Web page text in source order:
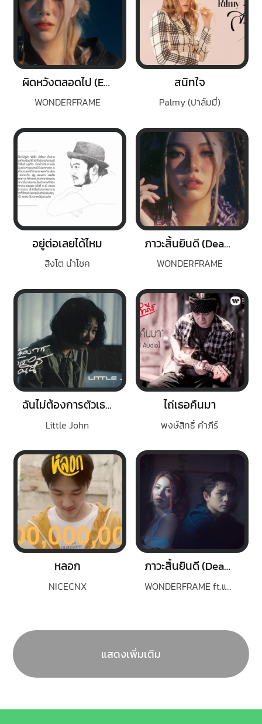
ผิดหวังตลอดไป (Eternally)
WONDERFRAME
สนิทใจ
Palmy (ปาล์มมี่)
อยู่ต่อเลยได้ไหม
สิงโต นำโชค
ภาวะสิ้นยินดี (Dead inside)
WONDERFRAME
ฉันไม่ต้องการตัวเธอในตอนนี้
Little John
ไถ่เธอคืนมา
พงษ์สิทธิ์ คำภีร์
หลอก
NICECNX
ภาวะสิ้นยินดี (Dead inside)
WONDERFRAME ft.แน็กชาลี
แสดงเพิ่มเติม